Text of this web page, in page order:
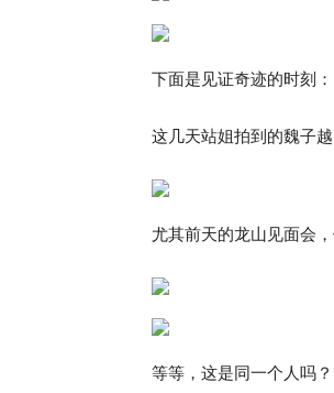
下面是见证奇迹的时刻：
这几天站姐拍到的魏子越
尤其前天的龙山见面会
等等，这是同一个人吗？